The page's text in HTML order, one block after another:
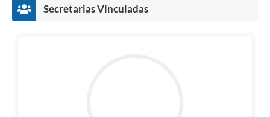
Secretarias Vinculadas